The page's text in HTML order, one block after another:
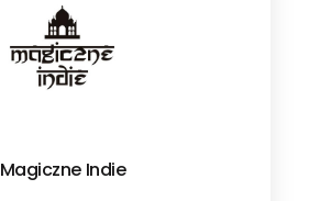
Magiczne Indie